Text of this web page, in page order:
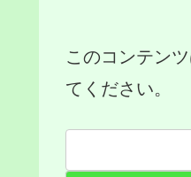
このコンテン
てください。